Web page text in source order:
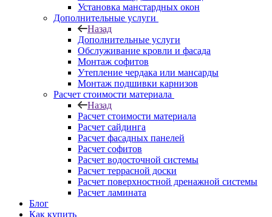
Установка манстардных окон
Дополнительные услуги
Назад
Дополнительные услуги
Обслуживание кровли и фасада
Монтаж софитов
Утепление чердака или мансарды
Монтаж подшивки карнизов
Расчет стоимости материала
Назад
Расчет стоимости материала
Расчет сайдинга
Расчет фасадных панелей
Расчет софитов
Расчет водосточной системы
Расчет террасной доски
Расчет поверхностной дренажной системы
Расчет ламината
Блог
Как купить